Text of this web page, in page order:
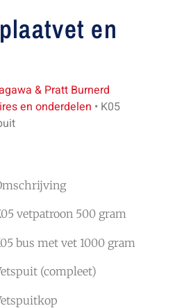
en
& Pratt Burnerd
en onderdelen • K05
500 gram
met vet 1000 gram
(compleet)